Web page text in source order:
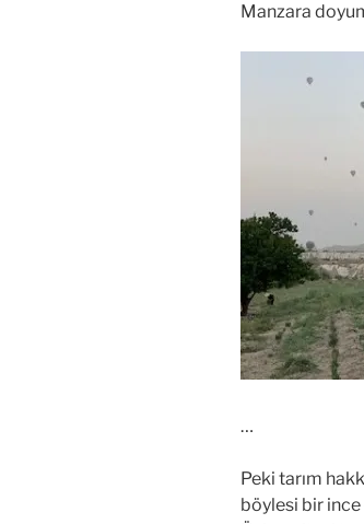
Manzara
…
Peki tarım
böylesi bir ince